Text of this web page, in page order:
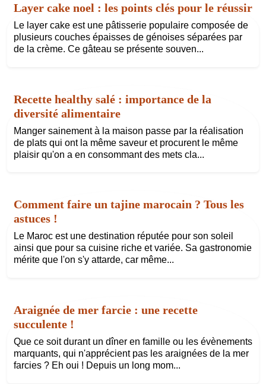
Layer cake noel : les points clés pour le réussir
Le layer cake est une pâtisserie populaire composée de
plusieurs couches épaisses de génoises séparées par
de la crème. Ce gâteau se présente souven...
Recette healthy salé : importance de la
diversité alimentaire
Manger sainement à la maison passe par la réalisation
de plats qui ont la même saveur et procurent le même
plaisir qu'on a en consommant des mets cla...
Comment faire un tajine marocain ? Tous les
astuces !
Le Maroc est une destination réputée pour son soleil
ainsi que pour sa cuisine riche et variée. Sa gastronomie
mérite que l'on s'y attarde, car même...
Araignée de mer farcie : une recette
succulente !
Que ce soit durant un dîner en famille ou les évènements
marquants, qui n'apprécient pas les araignées de la mer
farcies ? Eh oui ! Depuis un long mom...